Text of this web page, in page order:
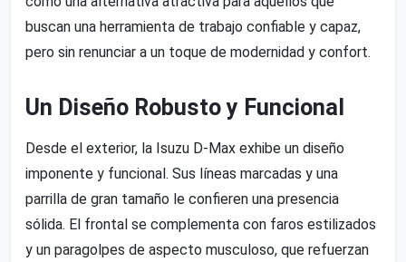
buscan una herramienta de trabajo confiable y capaz,
pero sin renunciar a un toque de modernidad y confort.
Un Diseño Robusto y Funcional
Desde el exterior, la Isuzu D-Max exhibe un diseño
imponente y funcional. Sus líneas marcadas y una
parrilla de gran tamaño le confieren una presencia
sólida. El frontal se complementa con faros estilizados
y un paragolpes de aspecto musculoso, que refuerzan